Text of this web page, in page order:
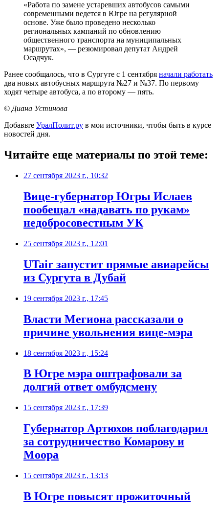
«Работа по замене устаревших автобусов самыми
современными ведется в Югре на регулярной
основе. Уже было проведено несколько
региональных кампаний по обновлению
общественного транспорта на муниципальных
маршрутах», — резюмировал депутат Андрей
Осадчук.
Ранее сообщалось, что в Сургуте с 1 сентября начали работать
два новых автобусных маршрута №27 и №37. По первому
ходят четыре автобуса, а по второму — пять.
© Диана Устинова
Добавьте УралПолит.ру в мои источники, чтобы быть в курсе
новостей дня.
Читайте еще материалы по этой теме:
27 сентября 2023 г., 10:32
Вице-губернатор Югры Ислаев
пообещал «надавать по рукам»
недобросовестным УК
25 сентября 2023 г., 12:01
UTair запустит прямые авиарейсы
из Сургута в Дубай
19 сентября 2023 г., 17:45
Власти Мегиона рассказали о
причине увольнения вице-мэра
18 сентября 2023 г., 15:24
В Югре мэра оштрафовали за
долгий ответ омбудсмену
15 сентября 2023 г., 17:39
Губернатор Артюхов поблагодарил
за сотрудничество Комарову и
Моора
15 сентября 2023 г., 13:13
В Югре повысят прожиточный